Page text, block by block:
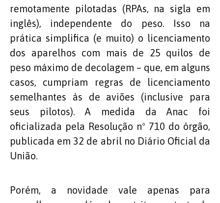
remotamente pilotadas (RPAs, na sigla em
inglês), independente do peso. Isso na
prática simplifica (e muito) o licenciamento
dos aparelhos com mais de 25 quilos de
peso máximo de decolagem – que, em alguns
casos, cumpriam regras de licenciamento
semelhantes às de aviões (inclusive para
seus pilotos). A medida da Anac foi
oficializada pela Resolução nº 710 do órgão,
publicada em 32 de abril no Diário Oficial da
União.
Porém, a novidade vale apenas para